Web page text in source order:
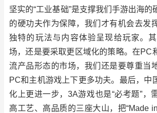
坚实的“工业基础”是支撑我们手游出海的
的硬功夫作为保障，我们才有机会去发
独特的玩法与内容体验呈现给玩家。
场，还是要采取更区域化的策略。在PC
流产品形态的市场，我们还是要尊重当
PC和主机游戏上下更多功夫。最后，中
化上更进一步，3A游戏也是“必考题”，
高工艺、高品质的三座大山，把“Made